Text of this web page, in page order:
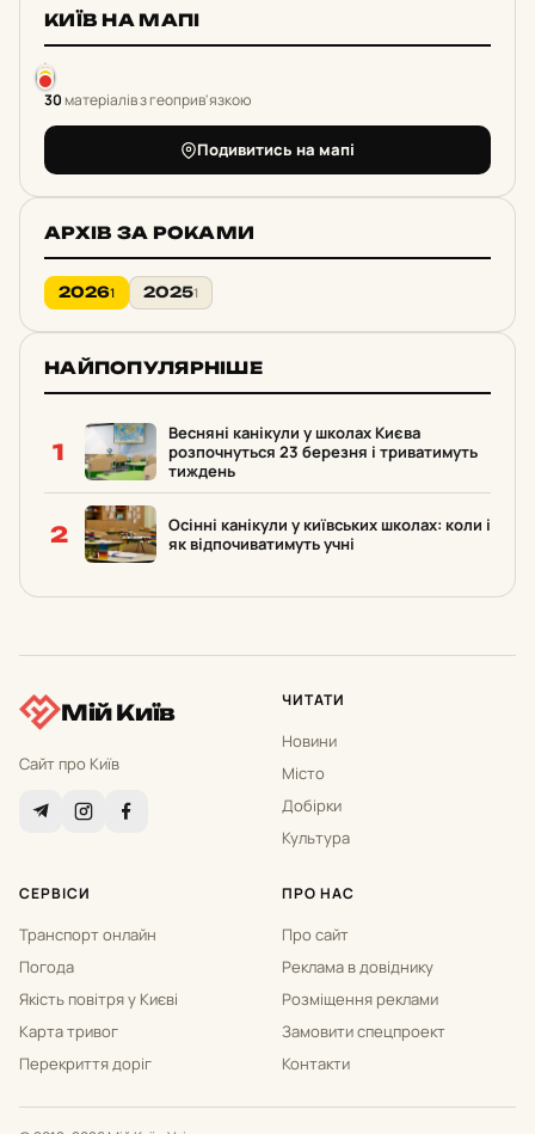
КИЇВ НА МАПІ
30матеріалів з геоприв'язкою
Подивитись на мапі
АРХІВ ЗА РОКАМИ
20261 20251
НАЙПОПУЛЯРНІШЕ
1
Весняні канікули у школах Києва
розпочнуться 23 березня і триватимуть
тиждень
2
Осінні канікули у київських школах: коли і
як відпочиватимуть учні
Мій Київ
Сайт про Київ
ЧИТАТИ
Новини
Місто
Добірки
Культура
СЕРВІСИ
Транспорт онлайн
Погода
Якість повітря у Києві
Карта тривог
Перекриття доріг
ПРО НАС
Про сайт
Реклама в довіднику
Розміщення реклами
Замовити спецпроект
Контакти